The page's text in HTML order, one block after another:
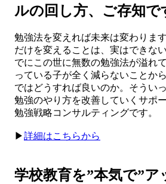
ルの回し方、ご存知で
勉強法を変えれば未来は変わりま
だけを変えることは、実はできな
でにこの世に無数の勉強法が溢れ
っている子が全く減らないことか
ではどうすれば良いのか。そうい
勉強のやり方を改善していくサポ
勉強戦略コンサルティングです。
▶︎詳細はこちらから
学校教育を”本気で”ア